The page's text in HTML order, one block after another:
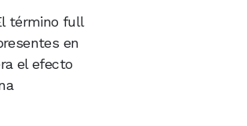
término full
en
el efecto